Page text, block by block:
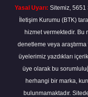
Yasal Uyarı: Sitemiz, 5651
İletişim Kurumu (BTK)
hizmet vermektedir.
denetleme veya
üyelerimiz yazdıkları
üye olarak bu
herhangi bir marka,
bulunmamaktadır.